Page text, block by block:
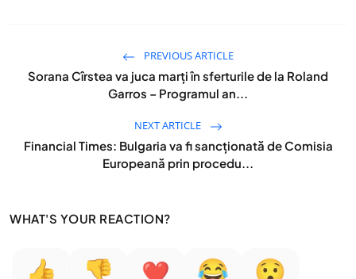
PREVIOUS ARTICLE
Sorana Cîrstea va juca marți în sferturile de la Roland
Garros – Programul an...
NEXT ARTICLE
Financial Times: Bulgaria va fi sancționată de Comisia
Europeană prin procedu...
WHAT'S YOUR REACTION?